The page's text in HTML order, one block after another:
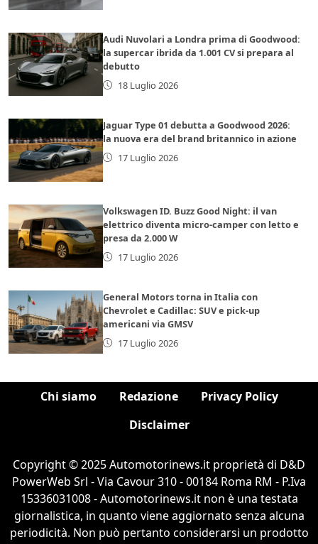
Audi Nuvolari a Londra prima di Goodwood:
la supercar ibrida da 1.001 CV si prepara al
debutto
18 Luglio 2026
Jaguar Type 01 debutta a Goodwood 2026:
la nuova era del brand britannico in azione
17 Luglio 2026
Volkswagen ID. Buzz Good Night: il van
elettrico diventa micro-camper con letto e
presa da 2.000 W
17 Luglio 2026
General Motors torna in Italia con
Chevrolet e Cadillac: SUV e pick-up
americani via GMSV
17 Luglio 2026
Chi siamo Redazione
Privacy Policy
Disclaimer
Copyright © 2025 Automotorinews.it proprietà di D&D
PowerWeb Srl - Via Cavour 310 - 00184 Roma RM - P.Iva
15336031008 - Automotorinews.it non è una testata
giornalistica, in quanto viene aggiornato senza alcuna
periodicità. Non può pertanto considerarsi un prodotto